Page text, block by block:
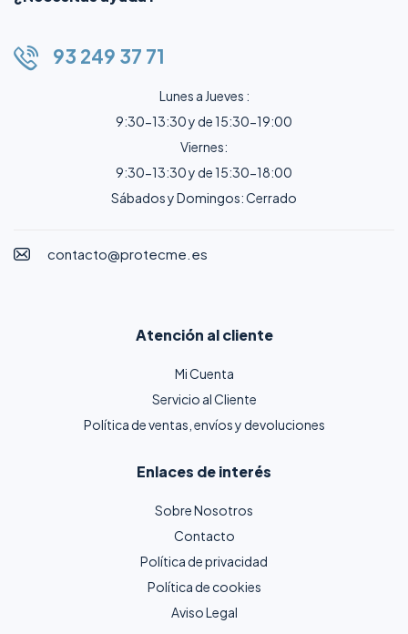
93 249 37 71
Lunes a Jueves :
9:30-13:30 y de 15:30-19:00
Viernes:
9:30-13:30 y de 15:30-18:00
Sábados y Domingos: Cerrado
contacto@protecme.es
Atención al cliente
Mi Cuenta
Servicio al Cliente
Política de ventas, envíos y devoluciones
Enlaces de interés
Sobre Nosotros
Contacto
Política de privacidad
Política de cookies
Aviso Legal